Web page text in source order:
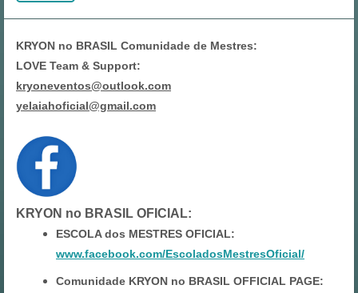
KRYON no BRASIL Comunidade de Mestres:
LOVE Team & Support:
kryoneventos@outlook.com
yelaiahoficial@gmail.com
KRYON no BRASIL OFICIAL:
ESCOLA dos MESTRES OFICIAL:
www.facebook.com/EscoladosMestresOficial/
Comunidade KRYON no BRASIL OFFICIAL PAGE: